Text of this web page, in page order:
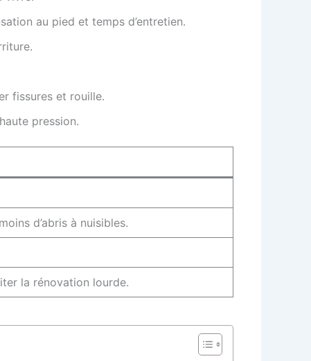
au pied et temps d’entretien.
fissures et rouille.
pression.
d’abris à nuisibles.
la rénovation lourde.